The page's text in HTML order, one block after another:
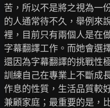
苦，所以不是將之視為一
的人通常待不久，舉例來
裡，目前只有兩個人是在
字幕翻譯工作。而她會選
還因為字幕翻譯的挑戰性
訓練自己在專業上不斷成
作息的性質，生活品質較
兼顧家庭；最重要的是，